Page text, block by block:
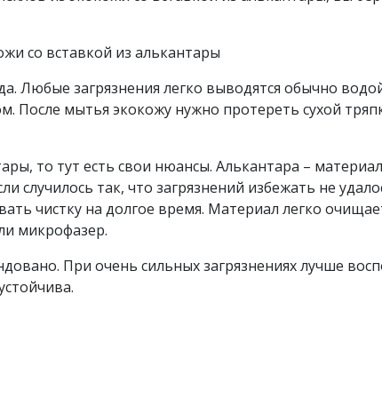
со вставкой из алькантары
Любые загрязнения легко выводятся обычно
После мытья экокожу нужно протереть сухой
то тут есть свои нюансы. Алькантара –
случилось так, что загрязнений избежать не
чистку на долгое время. Материал легко
микрофазер.
При очень сильных загрязнениях лучше